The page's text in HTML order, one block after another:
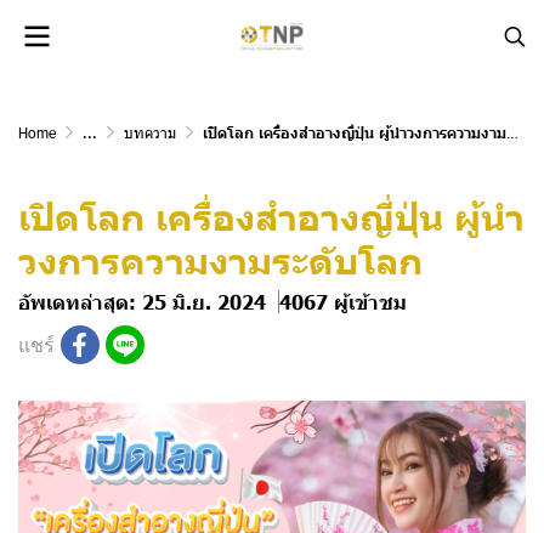
Home ... บทความ เปิดโลก เครื่องสำอางญี่ปุ่น ผู้นำวงการความงามระดับโลก
เปิดโลก เครื่องสำอางญี่ปุ่น ผู้นำ
วงการความงามระดับโลก
อัพเดทล่าสุด: 25 มิ.ย. 2024 4067 ผู้เข้าชม
แชร์